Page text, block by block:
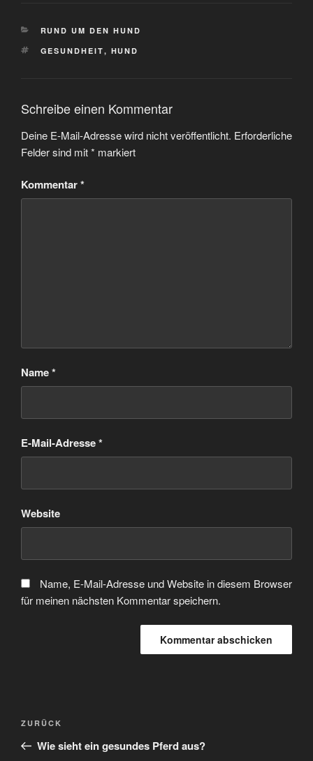
KATEGORIEN
RUND UM DEN HUND
SCHLAGWÖRTER
GESUNDHEIT, HUND
Schreibe einen Kommentar
Deine E-Mail-Adresse wird nicht veröffentlicht. Erforderliche
Felder sind mit* markiert
Kommentar*
Name*
E-Mail-Adresse*
Website
Name, E-Mail-Adresse und Website in diesem Browser
für meinen nächsten Kommentar speichern.
Beitragsnavigation
Vorheriger
Beitrag
ZURÜCK
Wie sieht ein gesundes Pferd aus?